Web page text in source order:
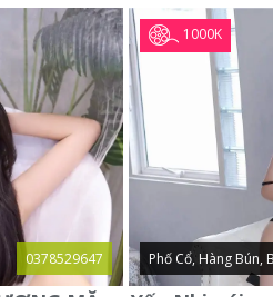
0378529647
1000K
Phố Cổ, Hàng Bún,